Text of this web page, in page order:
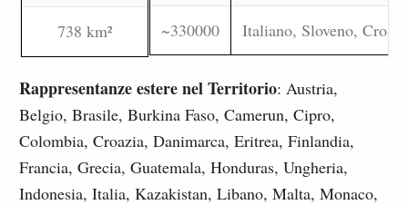
738 km² ~330000 Italiano, Sloveno, Croato
Rappresentanze estere nel Territorio: Austria,
Belgio, Brasile, Burkina Faso, Camerun, Cipro,
Colombia, Croazia, Danimarca, Eritrea, Finlandia,
Francia, Grecia, Guatemala, Honduras, Ungheria,
Indonesia, Italia, Kazakistan, Libano, Malta, Monaco,